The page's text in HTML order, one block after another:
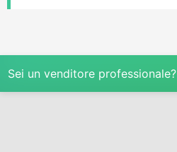
Sei un venditore professionale?